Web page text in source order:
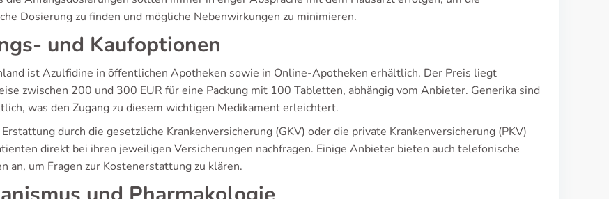
Dosierung zu finden und mögliche Nebenwirkungen zu minimieren.
und Kaufoptionen
ist Azulfidine in öffentlichen Apotheken sowie in Online-Apotheken erhältlich. Der Preis liegt
zwischen 200 und 300 EUR für eine Packung mit 100 Tabletten, abhängig vom Anbieter. Generika sind
was den Zugang zu diesem wichtigen Medikament erleichtert.
Erstattung durch die gesetzliche Krankenversicherung (GKV) oder die private Krankenversicherung (PKV)
direkt bei ihren jeweiligen Versicherungen nachfragen. Einige Anbieter bieten auch telefonische
an, um Fragen zur Kostenerstattung zu klären.